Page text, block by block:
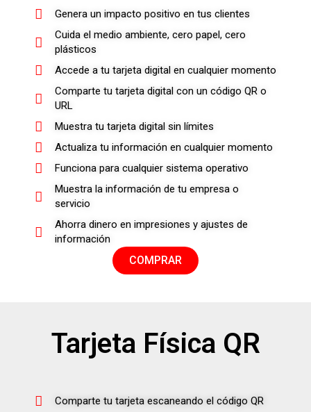
Genera un impacto positivo en tus clientes
Cuida el medio ambiente, cero papel, cero
plásticos
Accede a tu tarjeta digital en cualquier momento
Comparte tu tarjeta digital con un código QR o
URL
Muestra tu tarjeta digital sin límites
Actualiza tu información en cualquier momento
Funciona para cualquier sistema operativo
Muestra la información de tu empresa o
servicio
Ahorra dinero en impresiones y ajustes de
información
COMPRAR
Tarjeta Física QR
Comparte tu tarjeta escaneando el código QR